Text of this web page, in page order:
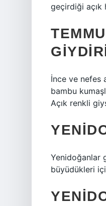
geçirdiği açık
İnce ve nefes
bambu
Açık renkli
Yenidoğanlar
büyüdükleri